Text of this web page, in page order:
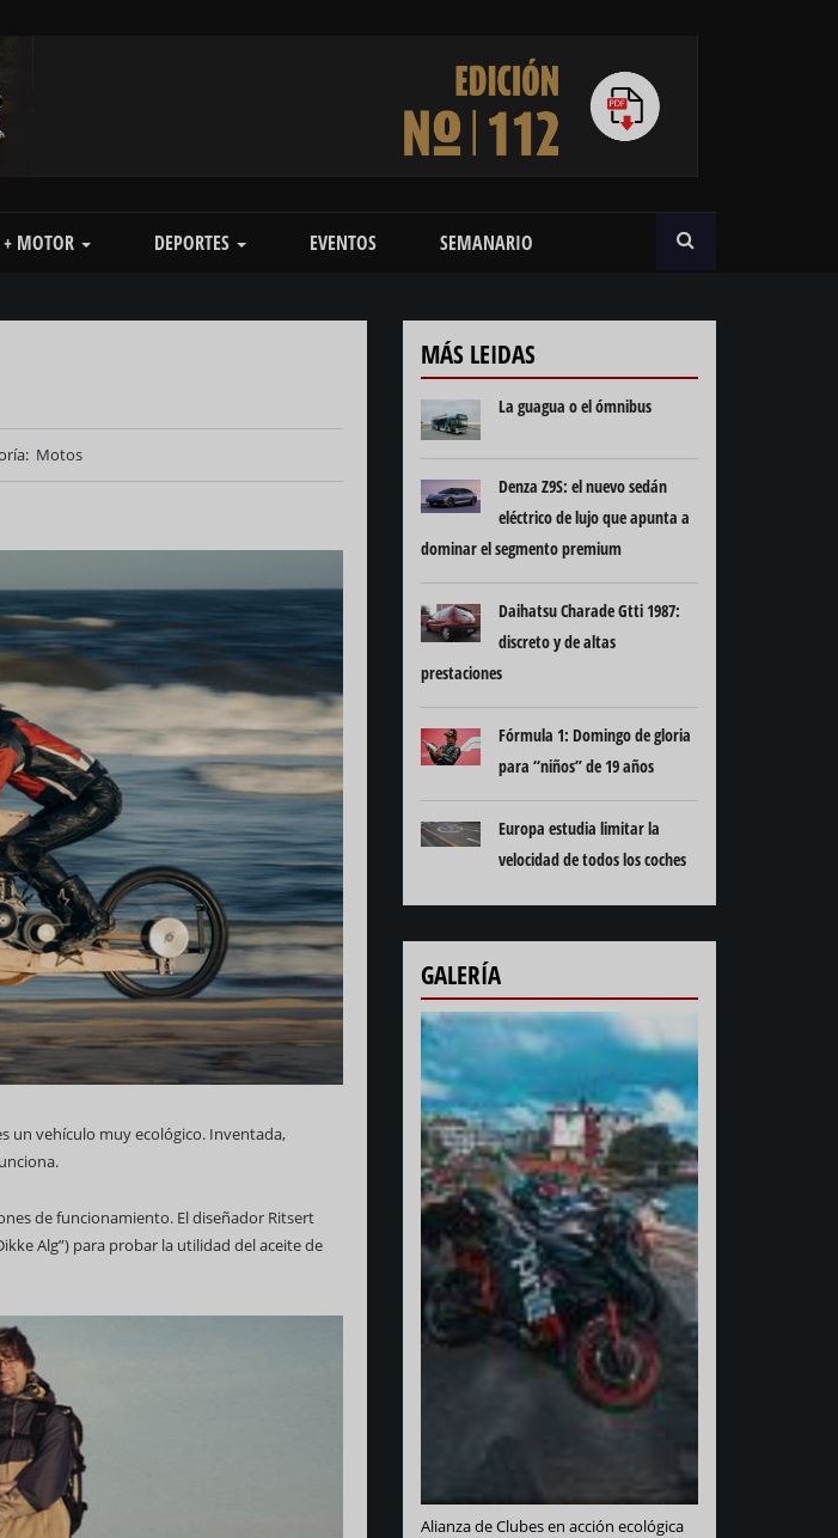
+ MOTOR DEPORTES EVENTOS SEMANARIO
Motos
un vehículo muy ecológico. Inventada,
de funcionamiento. El diseñador Ritsert
Alg”) para probar la utilidad del aceite de
MÁS LEIDAS
La guagua o el ómnibus
Denza Z9S: el nuevo sedán
eléctrico de lujo que apunta a
dominar el segmento premium
Daihatsu Charade Gtti 1987:
discreto y de altas
prestaciones
Fórmula 1: Domingo de gloria
para “niños” de 19 años
Europa estudia limitar la
velocidad de todos los coches
GALERÍA
WCC
Alianza de Clubes en acción ecológica